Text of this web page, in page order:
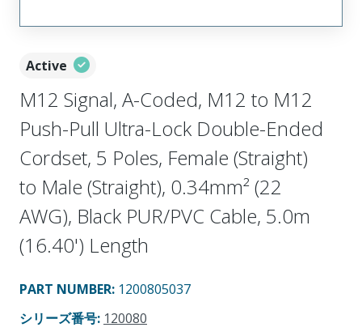
Active
M12 Signal, A-Coded, M12 to M12
Push-Pull Ultra-Lock Double-Ended
Cordset, 5 Poles, Female (Straight)
to Male (Straight), 0.34mm² (22
AWG), Black PUR/PVC Cable, 5.0m
(16.40') Length
PART NUMBER: 1200805037
シリーズ番号: 120080